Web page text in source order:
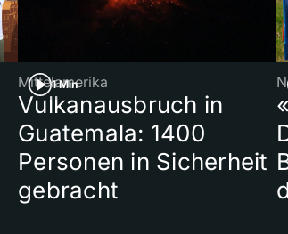
1 Min
Mittelamerika
Vulkanausbruch in
Guatemala: 1400
Personen in Sicherheit
gebracht